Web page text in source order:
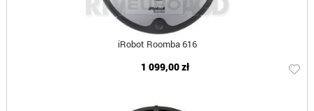
iRobot Roomba 616
1 099,00 zł